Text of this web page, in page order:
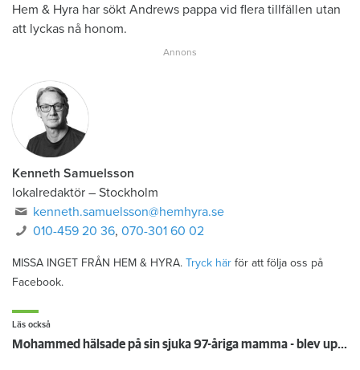
Hem & Hyra har sökt Andrews pappa vid flera tillfällen utan
att lyckas nå honom.
Kenneth Samuelsson
lokalredaktör – Stockholm
kenneth.samuelsson@hemhyra.se
010-459 20 36,070-301 60 02
MISSA INGET FRÅN HEM & HYRA. Tryck här för att följa oss på
Facebook.
Läs också
Mohammed hälsade på sin sjuka 97-åriga mamma - blev uppsagd